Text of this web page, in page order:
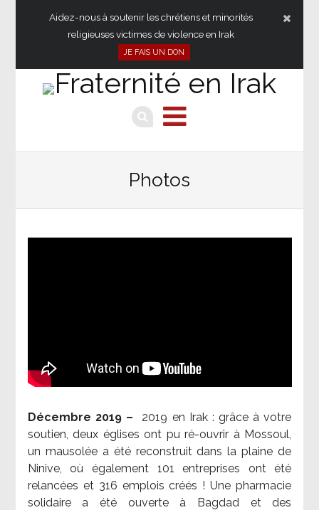
Aidez-nous à soutenir les chrétiens et minorités
religieuses victimes de violence en Irak
JE FAIS UN DON
Photos
Décembre 2019 – 2019 en Irak : grâce à votre
soutien, deux églises ont pu ré-ouvrir à Mossoul,
un mausolée a été reconstruit dans la plaine de
Ninive, où également 101 entreprises ont été
relancées et 316 emplois créés ! Une pharmacie
solidaire a été ouverte à Bagdad et des